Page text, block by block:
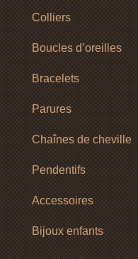
Colliers
Boucles d’oreilles
Bracelets
Parures
Chaînes de cheville
Pendentifs
Accessoires
Bijoux enfants